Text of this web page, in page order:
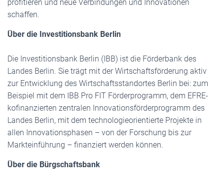
profitieren und neue Verbindungen und Innovationen
schaffen.
Über die Investitionsbank Berlin
Die Investitionsbank Berlin (IBB) ist die Förderbank des
Landes Berlin. Sie trägt mit der Wirtschaftsförderung aktiv
zur Entwicklung des Wirtschaftsstandortes Berlin bei: zum
Beispiel mit dem IBB Pro FIT Förderprogramm, dem EFRE-
kofinanzierten zentralen Innovationsförderprogramm des
Landes Berlin, mit dem technologieorientierte Projekte in
allen Innovationsphasen – von der Forschung bis zur
Markteinführung – finanziert werden können.
Über die Bürgschaftsbank